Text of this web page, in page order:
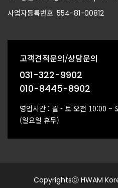
사업자등록번호 554-81-00812
고객견적문의/상담문의
031-322-9902
010-8445-8902
영업시간 : 월 - 토 오전 10:00 –
(일요일 휴무)
Copyrightsⓒ HWAM